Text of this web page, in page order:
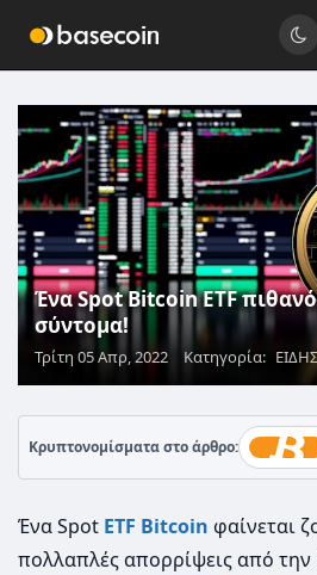
Ένα Spot Bitcoin ETF
σύντομα!
Τρίτη 05 Απρ, 2022 Κατηγορία:
Κρυπτονομίσματα στο άρθρο:
Ένα Spot ETF Bitcoin φαίνεται
πολλαπλές απορρίψεις από την